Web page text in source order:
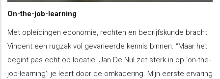
On-the-job-learning
Met opleidingen economie, rechten en bedrijfskunde bracht
Vincent een rugzak vol gevarieerde kennis binnen. “Maar het
begint pas echt op locatie. Jan De Nul zet sterk in op ‘on-the-
job-learning’: je leert door de omkadering. Mijn eerste ervaring